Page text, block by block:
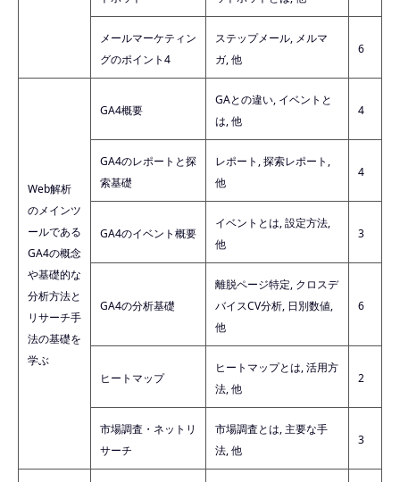
メールマーケティン
グのポイント4
ステップメール, メルマ
ガ, 他
6
Web解析
のメインツ
ールである
GA4の概念
や基礎的な
分析方法と
リサーチ手
法の基礎を
学ぶ
GA4概要
GAとの違い, イベントと
は, 他
4
GA4のレポートと探
索基礎
レポート, 探索レポート,
他
4
GA4のイベント概要
イベントとは, 設定方法,
他
3
GA4の分析基礎
離脱ページ特定, クロスデ
バイスCV分析, 日別数値,
他
6
ヒートマップ
ヒートマップとは, 活用方
法, 他
2
市場調査・ネットリ
サーチ
市場調査とは, 主要な手
法, 他
3